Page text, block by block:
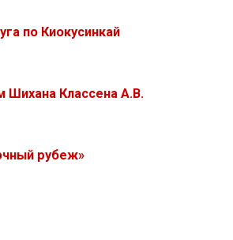
по Киокусинкай
Шихана Классена А.В.
рубеж»